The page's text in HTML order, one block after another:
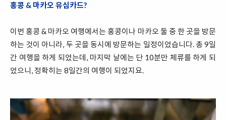
홍콩 & 마카오 유심카드?
이번 홍콩 & 마카오 여행에서는 홍콩이나 마카오 둘 중 한 곳을 방문
하는 것이 아니라, 두 곳을 동시에 방문하는 일정이었습니다. 총 9일
간 여행을 하게 되었는데, 마지막 날에는 단 10분만 체류를 하게 되
었으니, 정확히는 8일간의 여행이 되었지요.